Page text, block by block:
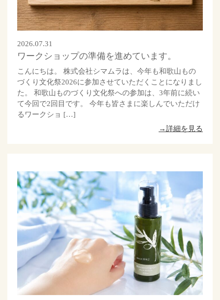
2026.07.31
ワークショップの準備を進めています。
こんにちは。 株式会社シマムラは、今年も和歌山もの
づくり文化祭2026に参加させていただくことになりまし
た。 和歌山ものづくり文化祭への参加は、3年前に続い
て今回で2回目です。 今年も皆さまに楽しんでいただけ
るワークショ […]
→詳細を見る